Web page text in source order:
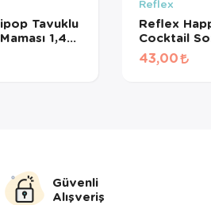
Tavuklu
1,4
Reflex
Reflex
Cocktail
Kuzulu,
Yaban
43,00
Güvenli
Alışveriş